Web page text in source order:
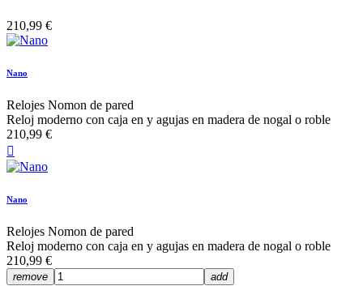
210,99 €
Nano
Relojes Nomon de pared
Reloj moderno con caja en y agujas en madera de nogal o roble
210,99 €

Nano
Relojes Nomon de pared
Reloj moderno con caja en y agujas en madera de nogal o roble
210,99 €
remove add